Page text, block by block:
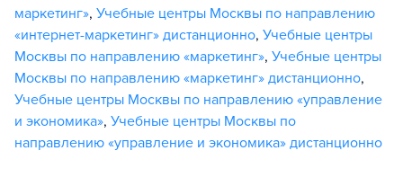
маркетинг», Учебные центры Москвы по направлению
«интернет-маркетинг» дистанционно, Учебные центры
Москвы по направлению «маркетинг», Учебные центры
Москвы по направлению «маркетинг» дистанционно,
Учебные центры Москвы по направлению «управление
и экономика», Учебные центры Москвы по
направлению «управление и экономика» дистанционно